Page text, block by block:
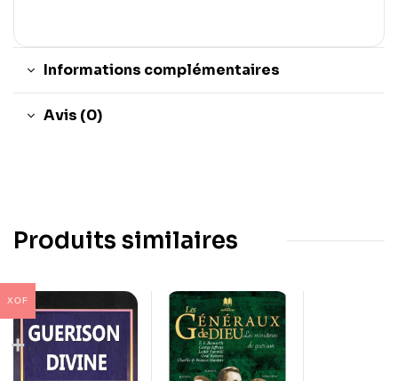
Informations complémentaires
Avis (0)
Produits similaires
XOF